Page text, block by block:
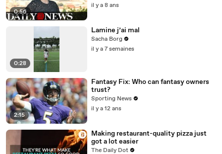
0:56
il y a 8 ans
0:28
Lamine j’ai mal
Sacha Borg
il y a 7 semaines
2:15
Fantasy Fix: Who can fantasy owners
trust?
Sporting News
il y a 12 ans
Making restaurant-quality pizza just
got a lot easier
The Daily Dot